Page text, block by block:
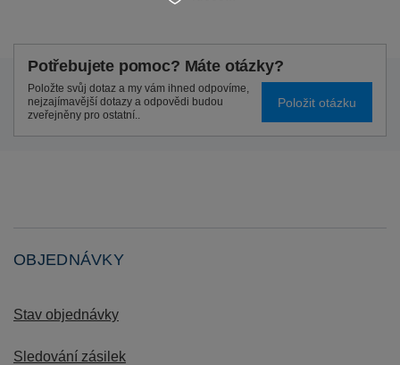
Potřebujete pomoc? Máte otázky?
Položte svůj dotaz a my vám ihned odpovíme,
nejzajímavější dotazy a odpovědi budou
zveřejněny pro ostatní..
Položit otázku
OBJEDNÁVKY
Stav objednávky
Sledování zásilek